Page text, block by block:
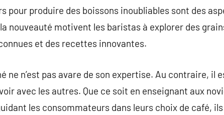
pour produire des boissons inoubliables sont des
nouveauté motivent les baristas à explorer des
et des recettes innovantes.
ne n’est pas avare de son expertise. Au contraire, il
avec les autres. Que ce soit en enseignant aux
les consommateurs dans leurs choix de café,